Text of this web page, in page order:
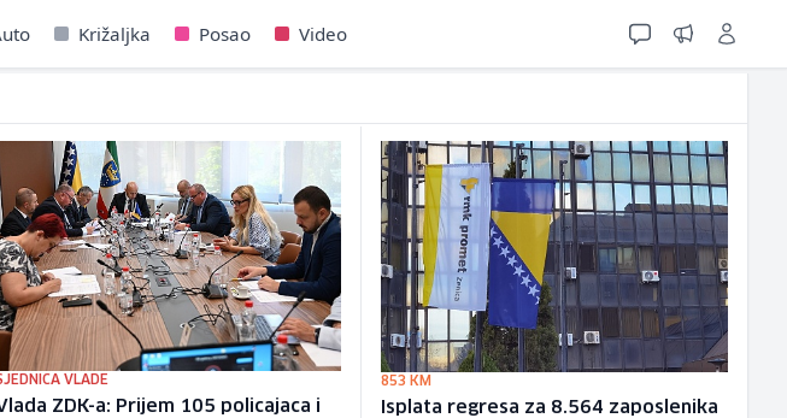
Križaljka Posao Video
VLADE
ZDK-a: Prijem 105 policajaca i
853 KM
Isplata regresa za 8.564 zaposlenika